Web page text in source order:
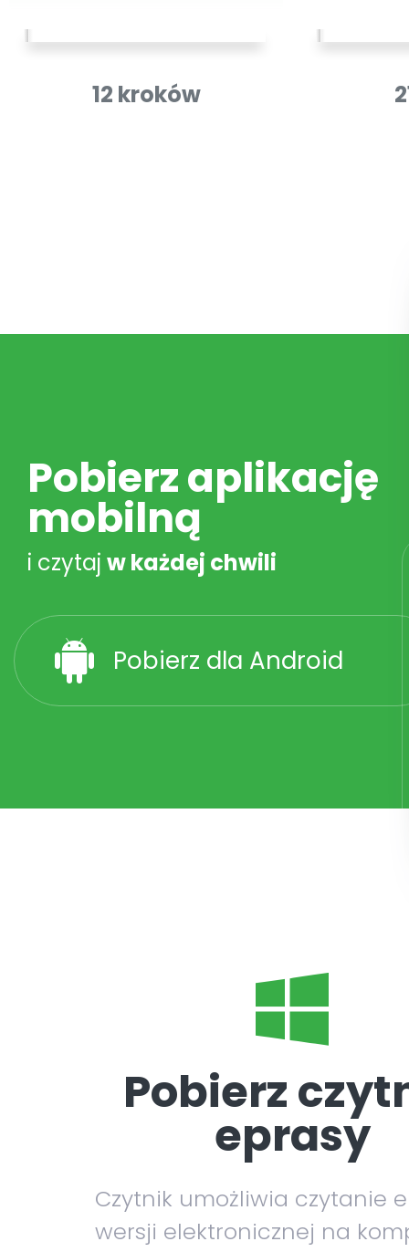
12 kroków
Pobierz aplikację
mobilną
i czytaj w każdej chwili
Pobierz dla Android
Pobierz
eprasy
Czytnik umożliwia czytanie
wersji elektronicznej na